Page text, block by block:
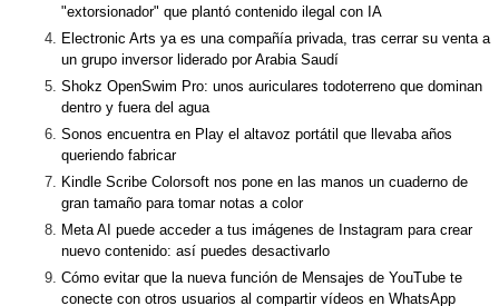
"extorsionador" que plantó contenido ilegal con IA
Electronic Arts ya es una compañía privada, tras cerrar su venta a
un grupo inversor liderado por Arabia Saudí
Shokz OpenSwim Pro: unos auriculares todoterreno que dominan
dentro y fuera del agua
Sonos encuentra en Play el altavoz portátil que llevaba años
queriendo fabricar
Kindle Scribe Colorsoft nos pone en las manos un cuaderno de
gran tamaño para tomar notas a color
Meta AI puede acceder a tus imágenes de Instagram para crear
nuevo contenido: así puedes desactivarlo
Cómo evitar que la nueva función de Mensajes de YouTube te
conecte con otros usuarios al compartir vídeos en WhatsApp